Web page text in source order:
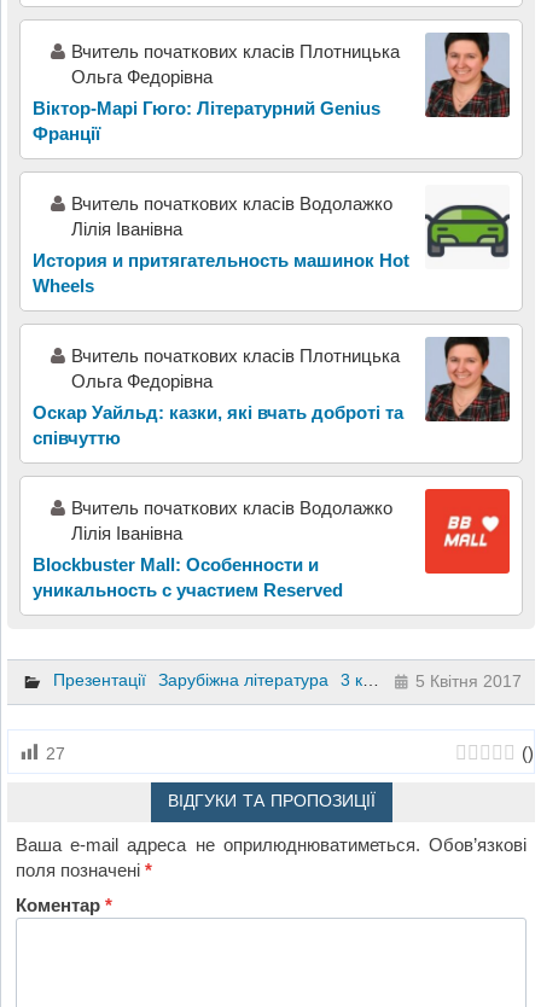
Вчитель початкових класів Плотницька
Ольга Федорівна
Віктор-Марі Гюго: Літературний Genius
Франції
Вчитель початкових класів Водолажко
Лілія Іванівна
История и притягательность машинок Hot
Wheels
Вчитель початкових класів Плотницька
Ольга Федорівна
Оскар Уайльд: казки, які вчать доброті та
співчуттю
Вчитель початкових класів Водолажко
Лілія Іванівна
Blockbuster Mall: Особенности и
уникальность с участием Reserved
Презентації Зарубіжна література 3 клас 5 Квітня 2017
27 ()
ВІДГУКИ ТА ПРОПОЗИЦІЇ
Ваша e-mail адреса не оприлюднюватиметься. Обов’язкові
поля позначені*
Коментар*